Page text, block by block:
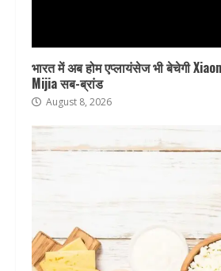
भारत में अब होम एप्लायंसेज भी बेचेगी
Mijia सब-ब्रांड
August 8, 2026